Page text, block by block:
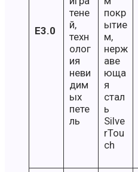
E3.0
тене
й,
техн
олог
ия
неви
дим
ых
пете
ль
покр
ытие
м,
нерж
аве
юща
я
стал
ь
Silve
rTou
ch